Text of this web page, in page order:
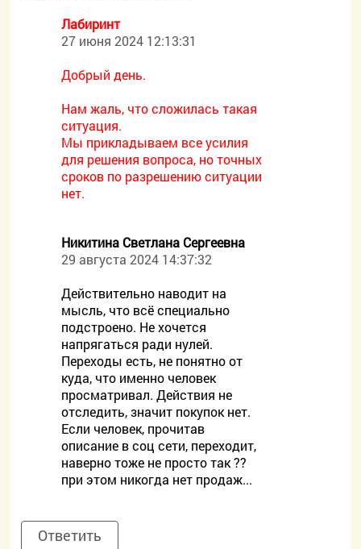
Лабиринт
27 июня 2024 12:13:31
Добрый день.
Нам жаль, что сложилась такая
ситуация.
Мы прикладываем все усилия
для решения вопроса, но точных
сроков по разрешению ситуации
нет.
Никитина Светлана Сергеевна
29 августа 2024 14:37:32
Действительно наводит на
мысль, что всё специально
подстроено. Не хочется
напрягаться ради нулей.
Переходы есть, не понятно от
куда, что именно человек
просматривал. Действия не
отследить, значит покупок нет.
Если человек, прочитав
описание в соц сети, переходит,
наверно тоже не просто так ??
при этом никогда нет продаж...
Ответить